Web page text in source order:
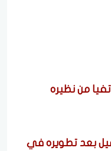
من نظيره
بعد تطويره في